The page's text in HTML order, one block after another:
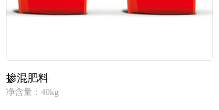
掺混肥料
净含量：40kg